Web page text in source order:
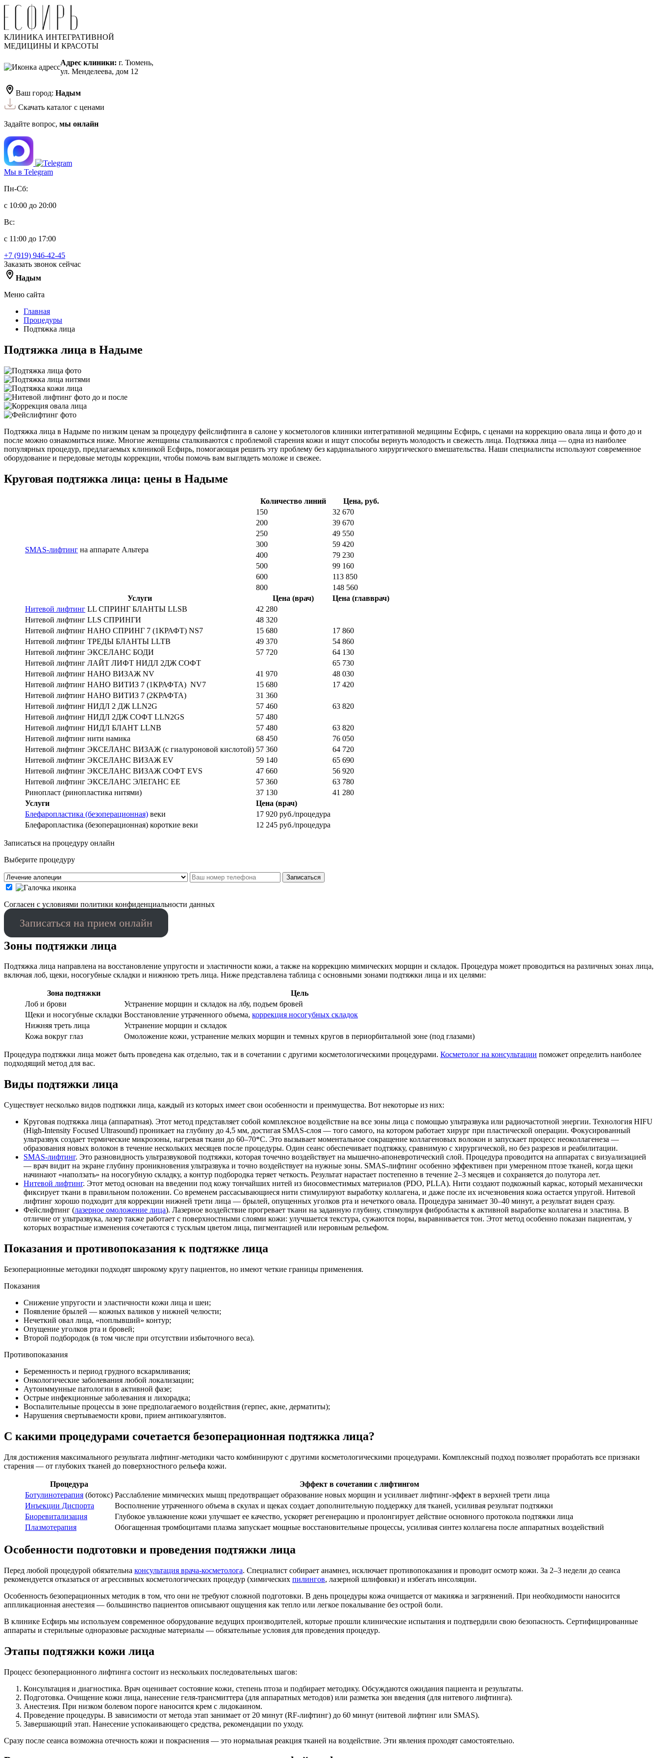
КЛИНИКА ИНТЕГРАТИВНОЙ
МЕДИЦИНЫ И КРАСОТЫ
Адрес клиники: г. Тюмень,
ул. Менделеева, дом 12
Ваш город: Надым
Скачать каталог с ценами
Задайте вопрос, мы онлайн
Мы в Telegram
Пн-Сб:
с 10:00 до 20:00
Вс:
с 11:00 до 17:00
+7 (919) 946-42-45
Заказать звонок сейчас
Надым
Меню сайта
Главная
Процедуры
Подтяжка лица
Подтяжка лица в Надыме
Подтяжка лица в Надыме по низким ценам за процедуру фейслифтинга в салоне у косметологов клиники интегративной медицины Есфирь, с ценами на коррекцию овала лица и фото до и
после можно ознакомиться ниже. Многие женщины сталкиваются с проблемой старения кожи и ищут способы вернуть молодость и свежесть лица. Подтяжка лица — одна из наиболее
популярных процедур, предлагаемых клиникой Есфирь, помогающая решить эту проблему без кардинального хирургического вмешательства. Наши специалисты используют современное
оборудование и передовые методы коррекции, чтобы помочь вам выглядеть моложе и свежее.
Круговая подтяжка лица: цены в Надыме
Количество линий Цена, руб.
SMAS-лифтинг на аппарате Альтера
150
32 670
200
39 670
250
49 550
300
59 420
400
79 230
500
99 160
600
113 850
800
148 560
Услуги
Цена (врач) Цена (главврач)
Нитевой лифтинг LL СПРИНГ БЛАНТЫ LLSB
42 280
Нитевой лифтинг LLS СПРИНГИ
48 320
Нитевой лифтинг НАНО СПРИНГ 7 (1КРАФТ) NS7
15 680
17 860
Нитевой лифтинг ТРЕДЫ БЛАНТЫ LLTB
49 370
54 860
Нитевой лифтинг ЭКСЕЛАНС БОДИ
57 720
64 130
Нитевой лифтинг ЛАЙТ ЛИФТ НИДЛ 2ДЖ СОФТ
65 730
Нитевой лифтинг НАНО ВИЗАЖ NV
41 970
48 030
Нитевой лифтинг НАНО ВИТИЗ 7 (1КРАФТА) NV7
15 680
17 420
Нитевой лифтинг НАНО ВИТИЗ 7 (2КРАФТА)
31 360
Нитевой лифтинг НИДЛ 2 ДЖ LLN2G
57 460
63 820
Нитевой лифтинг НИДЛ 2ДЖ СОФТ LLN2GS
57 480
Нитевой лифтинг НИДЛ БЛАНТ LLNB
57 480
63 820
Нитевой лифтинг нити намика
68 450
76 050
Нитевой лифтинг ЭКСЕЛАНС ВИЗАЖ (с гиалуроновой кислотой) 57 360
64 720
Нитевой лифтинг ЭКСЕЛАНС ВИЗАЖ EV
59 140
65 690
Нитевой лифтинг ЭКСЕЛАНС ВИЗАЖ СОФТ EVS
47 660
56 920
Нитевой лифтинг ЭКСЕЛАНС ЭЛЕГАНС EE
57 360
63 780
Ринопласт (ринопластика нитями)
37 130
41 280
Услуги
Цена (врач)
Блефаропластика (безоперационная) веки
17 920 руб./процедура
Блефаропластика (безоперационная) короткие веки
12 245 руб./процедура
Записаться на процедуру онлайн
Выберите процедуру
Записаться
Cогласен с условиями политики конфиденциальности данных
Записаться на прием онлайн
Зоны подтяжки лица
Подтяжка лица направлена на восстановление упругости и эластичности кожи, а также на коррекцию мимических морщин и складок. Процедура может проводиться на различных зонах лица,
включая лоб, щеки, носогубные складки и нижнюю треть лица. Ниже представлена таблица с основными зонами подтяжки лица и их целями:
Зона подтяжки
Цель
Лоб и брови
Устранение морщин и складок на лбу, подъем бровей
Щеки и носогубные складки Восстановление утраченного объема, коррекция носогубных складок
Нижняя треть лица
Устранение морщин и складок
Кожа вокруг глаз
Омоложение кожи, устранение мелких морщин и темных кругов в периорбитальной зоне (под глазами)
Процедура подтяжки лица может быть проведена как отдельно, так и в сочетании с другими косметологическими процедурами. Косметолог на консультации поможет определить наиболее
подходящий метод для вас.
Виды подтяжки лица
Существует несколько видов подтяжки лица, каждый из которых имеет свои особенности и преимущества. Вот некоторые из них:
Круговая подтяжка лица (аппаратная). Этот метод представляет собой комплексное воздействие на все зоны лица с помощью ультразвука или радиочастотной энергии. Технология HIFU
(High-Intensity Focused Ultrasound) проникает на глубину до 4,5 мм, достигая SMAS-слоя — того самого, на котором работает хирург при пластической операции. Фокусированный
ультразвук создает термические микрозоны, нагревая ткани до 60–70*C. Это вызывает моментальное сокращение коллагеновых волокон и запускает процесс неоколлагенеза —
образования новых волокон в течение нескольких месяцев после процедуры. Один сеанс обеспечивает подтяжку, сравнимую с хирургической, но без разрезов и реабилитации.
SMAS-лифтинг. Это разновидность ультразвуковой подтяжки, которая точечно воздействует на мышечно-апоневротический слой. Процедура проводится на аппаратах с визуализацией
— врач видит на экране глубину проникновения ультразвука и точно воздействует на нужные зоны. SMAS-лифтинг особенно эффективен при умеренном птозе тканей, когда щеки
начинают «наползать» на носогубную складку, а контур подбородка теряет четкость. Результат нарастает постепенно в течение 2–3 месяцев и сохраняется до полутора лет.
Нитевой лифтинг. Этот метод основан на введении под кожу тончайших нитей из биосовместимых материалов (PDO, PLLA). Нити создают подкожный каркас, который механически
фиксирует ткани в правильном положении. Со временем рассасывающиеся нити стимулируют выработку коллагена, и даже после их исчезновения кожа остается упругой. Нитевой
лифтинг хорошо подходит для коррекции нижней трети лица — брылей, опущенных уголков рта и нечеткого овала. Процедура занимает 30–40 минут, а результат виден сразу.
Фейслифтинг (лазерное омоложение лица). Лазерное воздействие прогревает ткани на заданную глубину, стимулируя фибробласты к активной выработке коллагена и эластина. В
отличие от ультразвука, лазер также работает с поверхностными слоями кожи: улучшается текстура, сужаются поры, выравнивается тон. Этот метод особенно показан пациентам, у
которых возрастные изменения сочетаются с тусклым цветом лица, пигментацией или неровным рельефом.
Показания и противопоказания к подтяжке лица
Безоперационные методики подходят широкому кругу пациентов, но имеют четкие границы применения.
Показания
Снижение упругости и эластичности кожи лица и шеи;
Появление брылей — кожных валиков у нижней челюсти;
Нечеткий овал лица, «поплывший» контур;
Опущение уголков рта и бровей;
Второй подбородок (в том числе при отсутствии избыточного веса).
Противопоказания
Беременность и период грудного вскармливания;
Онкологические заболевания любой локализации;
Аутоиммунные патологии в активной фазе;
Острые инфекционные заболевания и лихорадка;
Воспалительные процессы в зоне предполагаемого воздействия (герпес, акне, дерматиты);
Нарушения свертываемости крови, прием антикоагулянтов.
С какими процедурами сочетается безоперационная подтяжка лица?
Для достижения максимального результата лифтинг-методики часто комбинируют с другими косметологическими процедурами. Комплексный подход позволяет проработать все признаки
старения — от глубоких тканей до поверхностного рельефа кожи.
Процедура
Эффект в сочетании с лифтингом
Ботулинотерапия (ботокс) Расслабление мимических мышц предотвращает образование новых морщин и усиливает лифтинг-эффект в верхней трети лица
Инъекции Диспорта
Восполнение утраченного объема в скулах и щеках создает дополнительную поддержку для тканей, усиливая результат подтяжки
Биоревитализация
Глубокое увлажнение кожи улучшает ее качество, ускоряет регенерацию и пролонгирует действие основного протокола подтяжки лица
Плазмотерапия
Обогащенная тромбоцитами плазма запускает мощные восстановительные процессы, усиливая синтез коллагена после аппаратных воздействий
Особенности подготовки и проведения подтяжки лица
Перед любой процедурой обязательна консультация врача-косметолога. Специалист собирает анамнез, исключает противопоказания и проводит осмотр кожи. За 2–3 недели до сеанса
рекомендуется отказаться от агрессивных косметологических процедур (химических пилингов, лазерной шлифовки) и избегать инсоляции.
Особенность безоперационных методик в том, что они не требуют сложной подготовки. В день процедуры кожа очищается от макияжа и загрязнений. При необходимости наносится
аппликационная анестезия — большинство пациентов описывают ощущения как тепло или легкое покалывание без острой боли.
В клинике Есфирь мы используем современное оборудование ведущих производителей, которые прошли клинические испытания и подтвердили свою безопасность. Сертифицированные
аппараты и стерильные одноразовые расходные материалы — обязательные условия для проведения процедур.
Этапы подтяжки кожи лица
Процесс безоперационного лифтинга состоит из нескольких последовательных шагов:
Консультация и диагностика. Врач оценивает состояние кожи, степень птоза и подбирает методику. Обсуждаются ожидания пациента и результаты.
Подготовка. Очищение кожи лица, нанесение геля-трансмиттера (для аппаратных методов) или разметка зон введения (для нитевого лифтинга).
Анестезия. При низком болевом пороге наносится крем с лидокаином.
Проведение процедуры. В зависимости от метода этап занимает от 20 минут (RF-лифтинг) до 60 минут (нитевой лифтинг или SMAS).
Завершающий этап. Нанесение успокаивающего средства, рекомендации по уходу.
Сразу после сеанса возможна отечность кожи и покраснения — это нормальная реакция тканей на воздействие. Эти явления проходят самостоятельно.